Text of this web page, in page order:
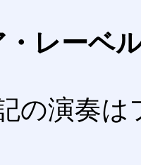
・レーベ
の演奏